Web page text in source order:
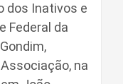
dos Inativos e
Federal da
na